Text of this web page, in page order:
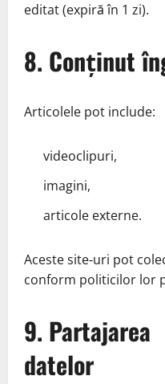
editat (expiră în 1 zi).
8. Conținut
Articolele pot include:
videoclipuri,
imagini,
articole externe.
Aceste site‑uri pot
conform politicilor lor
9. Partajarea
datelor